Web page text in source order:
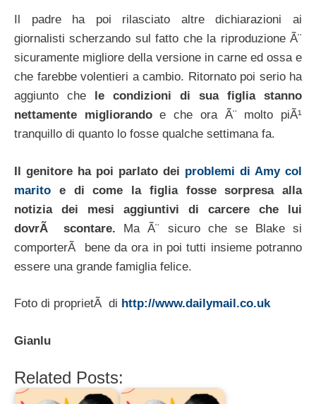
Il padre ha poi rilasciato altre dichiarazioni ai
giornalisti scherzando sul fatto che la riproduzione Ã¨
sicuramente migliore della versione in carne ed ossa e
che farebbe volentieri a cambio. Ritornato poi serio ha
aggiunto che le condizioni di sua figlia stanno
nettamente migliorandoe che ora Ã¨ molto piÃ¹
tranquillo di quanto lo fosse qualche settimana fa.
Il genitore ha poi parlato dei problemi di Amy col
marito e di come la figlia fosse sorpresa alla
notizia dei mesi aggiuntivi di carcere che lui
dovrÃ scontare. Ma Ã¨ sicuro che se Blake si
comporterÃ bene da ora in poi tutti insieme potranno
essere una grande famiglia felice.
Foto di proprietÃ di http://www.dailymail.co.uk
Gianlu
Related Posts: